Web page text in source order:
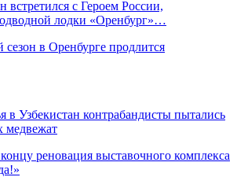
встретился с Героем России,
лодки «Оренбург»…
в Оренбурге продлится
в Узбекистан контрабандисты пытались
медвежат
реновация выставочного комплекса